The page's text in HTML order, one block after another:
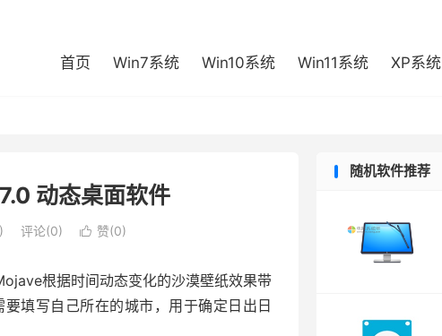
首页 Win7系统 Win10系统 Win11系统 XP系统
动态桌面软件
评论(0)  赞(0)
根据时间动态变化的沙漠壁纸效果带
填写自己所在的城市，用于确定日出日
随机软件推荐